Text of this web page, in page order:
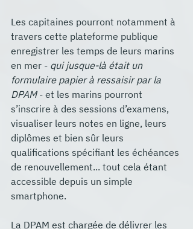
Les capitaines pourront notamment à
travers cette plateforme publique
enregistrer les temps de leurs marins
en mer - qui jusque-là était un
formulaire papier à ressaisir par la
DPAM - et les marins pourront
s’inscrire à des sessions d’examens,
visualiser leurs notes en ligne, leurs
diplômes et bien sûr leurs
qualifications spécifiant les échéances
de renouvellement... tout cela étant
accessible depuis un simple
smartphone.
La DPAM est chargée de délivrer les